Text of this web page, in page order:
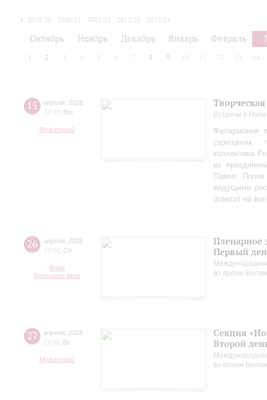
2019/20 2020/21 2021/22 2022/23
2023/24
Октябрь Ноябрь Декабрь Январь Февраль
1 2 3 4 5 6 7 8 9 10 12 13 14
15 апреля 2025
18:30 Вт
Музиторий
Встречи в
Филармония
скрипачом,
коллектива
из
Павел
ведущими
ответит на
26 апреля 2025
12:00 Сб
Фойе
Большого зала
Пленарное
Первый
во время
27 апреля 2025
11:00 Вс
Музиторий
Секция
Второй
во время